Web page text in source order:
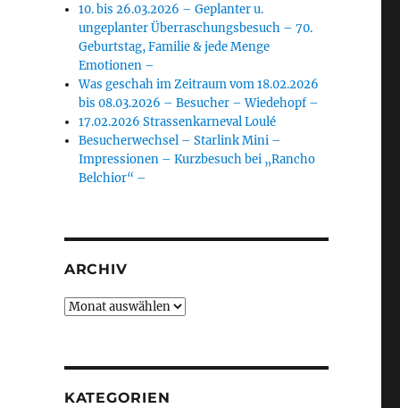
10. bis 26.03.2026 – Geplanter u.
ungeplanter Überraschungsbesuch – 70.
Geburtstag, Familie & jede Menge
Emotionen –
Was geschah im Zeitraum vom 18.02.2026
bis 08.03.2026 – Besucher – Wiedehopf –
17.02.2026 Strassenkarneval Loulé
Besucherwechsel – Starlink Mini –
Impressionen – Kurzbesuch bei „Rancho
Belchior“ –
ARCHIV
Archiv
KATEGORIEN